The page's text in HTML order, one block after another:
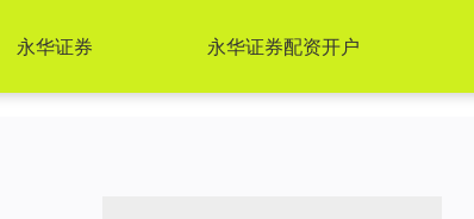
永华证券 永华证券配资开户